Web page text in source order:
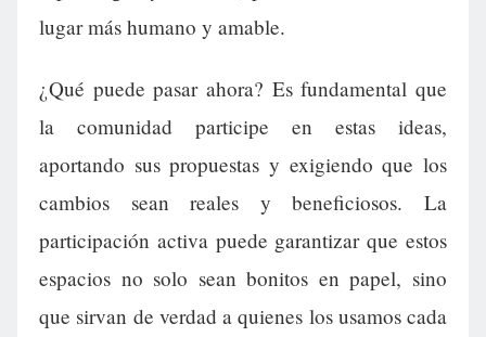
lugar más humano y amable.
¿Qué puede pasar ahora? Es fundamental que
la comunidad participe en estas ideas,
aportando sus propuestas y exigiendo que los
cambios sean reales y beneficiosos. La
participación activa puede garantizar que estos
espacios no solo sean bonitos en papel, sino
que sirvan de verdad a quienes los usamos cada